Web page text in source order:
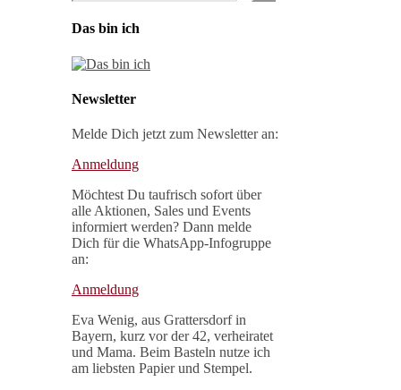
Das bin ich
Newsletter
Melde Dich jetzt zum Newsletter an:
Anmeldung
Möchtest Du taufrisch sofort über
alle Aktionen, Sales und Events
informiert werden? Dann melde
Dich für die WhatsApp-Infogruppe
an:
Anmeldung
Eva Wenig, aus Grattersdorf in
Bayern, kurz vor der 42, verheiratet
und Mama. Beim Basteln nutze ich
am liebsten Papier und Stempel.